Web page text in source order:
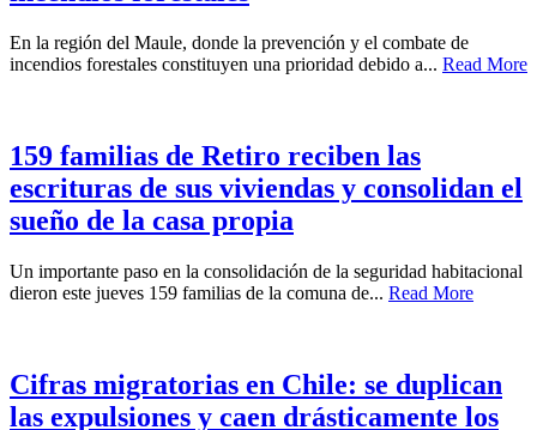
En la región del Maule, donde la prevención y el combate de
incendios forestales constituyen una prioridad debido a... Read More
159 familias de Retiro reciben las
escrituras de sus viviendas y consolidan el
sueño de la casa propia
Un importante paso en la consolidación de la seguridad habitacional
dieron este jueves 159 familias de la comuna de... Read More
Cifras migratorias en Chile: se duplican
las expulsiones y caen drásticamente los